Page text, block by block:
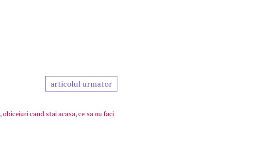
articolul urmator
,obiceiuri cand stai acasa,ce sa nu faci